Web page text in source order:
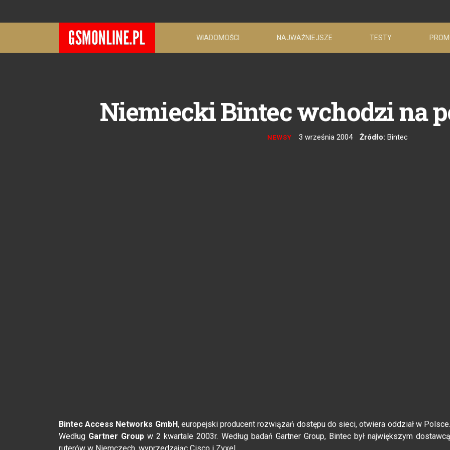
WIADOMOŚCI NAJWAŻNIEJSZE TESTY
Niemiecki Bintec wchodzi na
NEWSY 3 września 2004 Żródło: Bintec
Bintec Access Networks GmbH, europejski producent rozwiązań dostępu do sieci, otwiera oddział w
Według Gartner Group w 2 kwartale 2003r. Według badań Gartner Group, Bintec był największym
ruterów w Niemczech, wyprzedzając Cisco i Zyxel.